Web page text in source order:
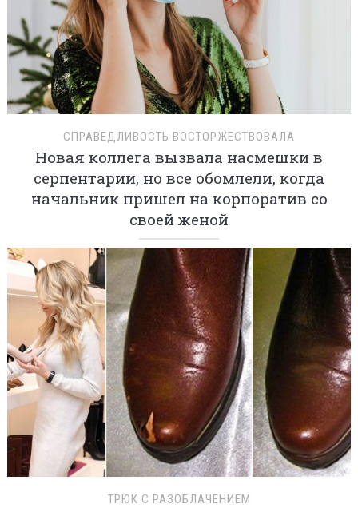
СПРАВЕДЛИВОСТЬ ВОСТОРЖЕСТВОВАЛА
Новая коллега вызвала насмешки в
серпентарии, но все обомлели, когда
начальник пришел на корпоратив со
своей женой
ТРЮК С РАЗОБЛАЧЕНИЕМ